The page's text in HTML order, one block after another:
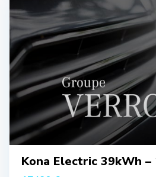
Kona Electric 39kWh